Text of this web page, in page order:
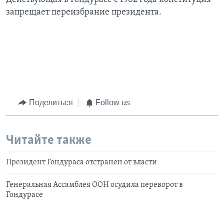
запрещает переизбрание президента.
Поделиться Follow us
Читайте также
Президент Гондураса отстранен от власти
Генеральная Ассамблея ООН осудила переворот в
Гондурасе